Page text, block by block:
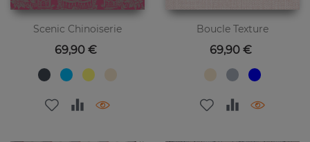
Scenic Chinoiserie
Preis
69,90 €
Boucle Texture
Preis
69,90 €